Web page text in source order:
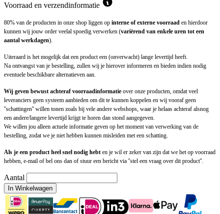
Voorraad en verzendinformatie
80% van de producten in onze shop liggen op interne of externe voorraad en hierdoor
kunnen wij jouw order veelal spoedig verwerken (variërend van enkele uren tot een
aantal werkdagen).
Uiteraard is het mogelijk dat een product een (onverwacht) lange levertijd heeft.
Na ontvangst van je bestelling, zullen wij je hierover informeren en bieden indien nodig
eventuele beschikbare alternatieven aan.
Wij geven bewust achteraf voorraadinformatie over onze producten, omdat veel
leveranciers geen systeem aanbieden om dit te kunnen koppelen en wij vooraf geen
''schattingen'' willen tonen zoals bij vele andere webshops, waar je helaas achteraf alsnog
een andere/langere levertijd krijgt te horen dan stond aangegeven.
We willen jou alleen actuele informatie geven op het moment van verwerking van de
bestelling, zodat we je niet hebben kunnen misleiden met een schatting.
Als je een product heel snel nodig hebt en je wil er zeker van zijn dat we het op voorraad
hebben, e-mail of bel ons dan of stuur een bericht via ''stel een vraag over dit product''.
Aantal
In Winkelwagen